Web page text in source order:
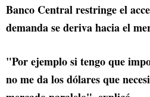
Banco Central restringe el
demanda se deriva hacia el
"Por ejemplo si tengo que
no me da los dólares que